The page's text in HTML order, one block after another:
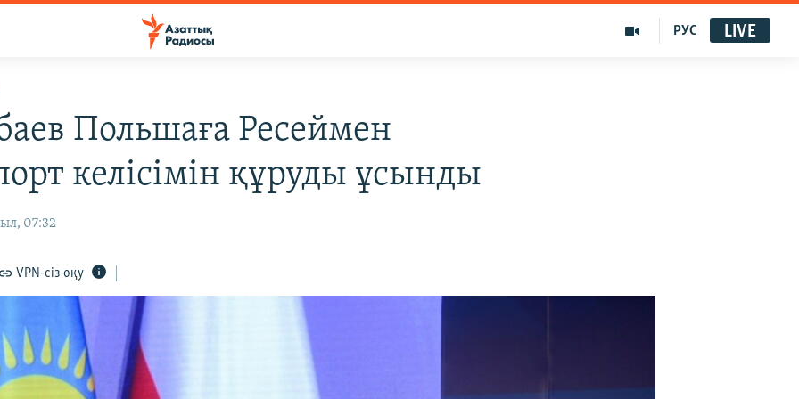
РУС LIVE
Польшаға Ресеймен
келісімін құруды ұсынды
07:32
VPN-сіз оқу